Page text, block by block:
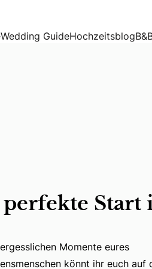
Wedding GuideHochzeitsblog
Start
Momente eures
Momente eures
könnt ihr euch auf